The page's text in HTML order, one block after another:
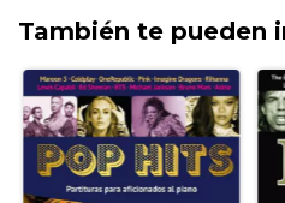
También te pueden